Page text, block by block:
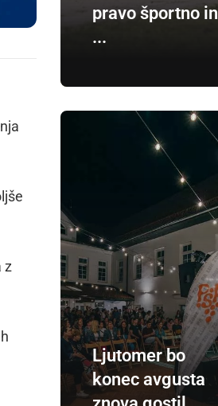
z
pravo športno in
...
Ljutomer bo
konec avgusta